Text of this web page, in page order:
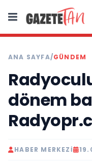
ANA SAYFA/GÜNDEM
dönem
HABER MERKEZI